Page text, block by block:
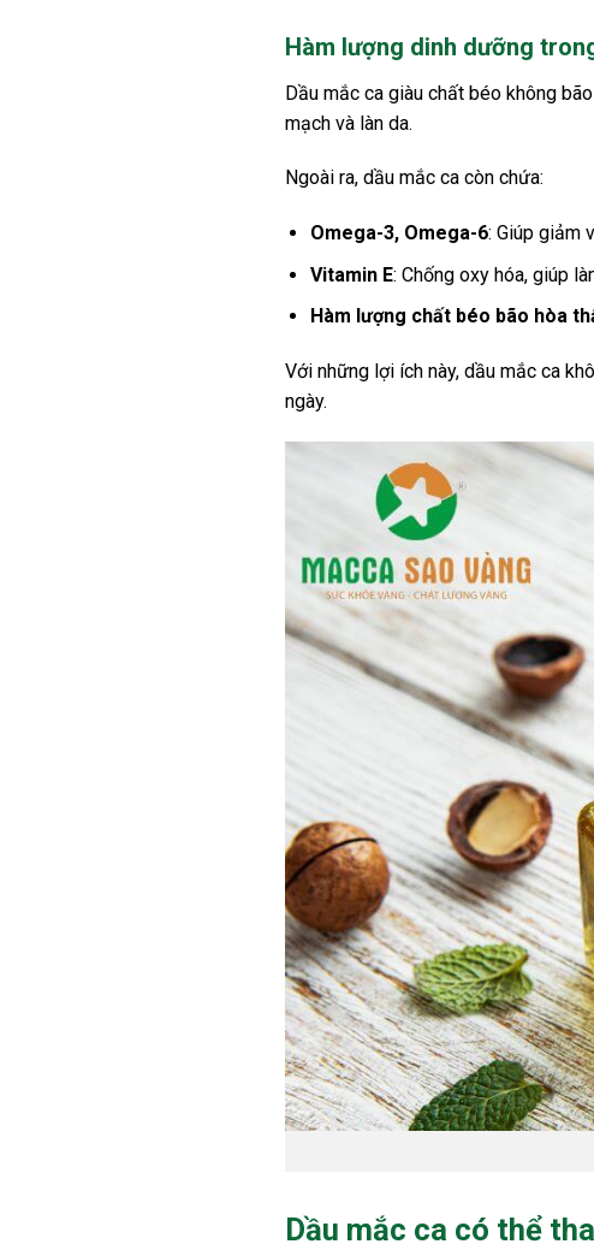
Hàm lượng dinh dưỡng
Dầu mắc ca giàu chất béo không
mạch và làn da.
Ngoài ra, dầu mắc ca còn chứa:
Omega-3, Omega-6: Giúp giảm
Vitamin E: Chống oxy hóa, giúp
Hàm lượng chất béo bão hòa
Với những lợi ích này, dầu mắc ca
ngày.
Dầu mắc ca có thể